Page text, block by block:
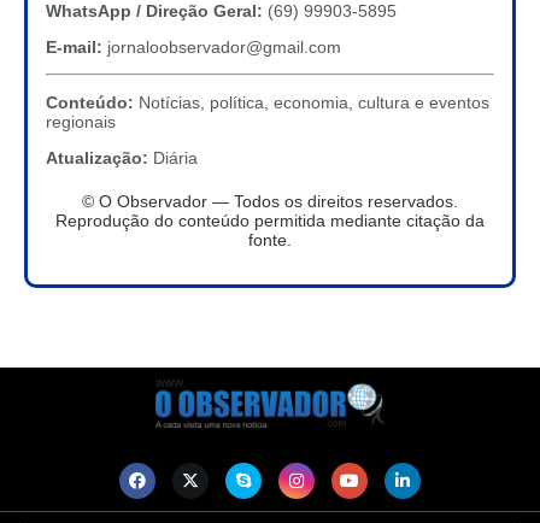
WhatsApp / Direção Geral: (69) 99903-5895
E-mail: jornaloobservador@gmail.com
Conteúdo: Notícias, política, economia, cultura e eventos
regionais
Atualização: Diária
© O Observador — Todos os direitos reservados.
Reprodução do conteúdo permitida mediante citação da
fonte.